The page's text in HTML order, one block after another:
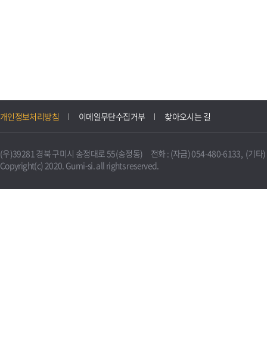
개인정보처리방침 이메일무단수집거부 찾아오시는 길
(우)39281 경북 구미시 송정대로 55(송정동) 전화 : (자금) 054-480-6133, (기타
Copyright(c) 2020. Gumi-si. all rights reserved.